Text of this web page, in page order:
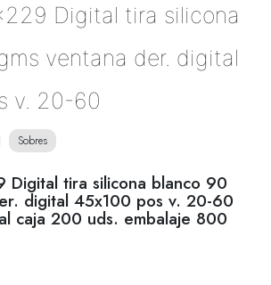
Digital tira silicona
ventana der. digital
v. 20-60
Sobres
Digital tira silicona blanco 90
digital 45x100 pos v. 20-60
caja 200 uds. embalaje 800